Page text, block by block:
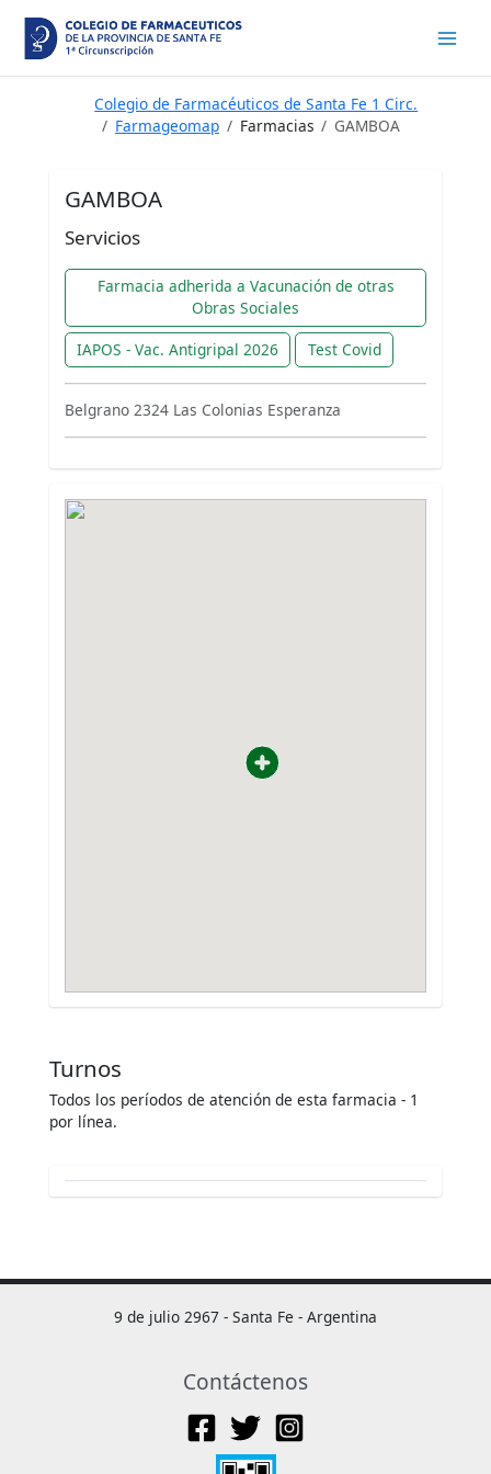
contenido
Colegio de Farmacéuticos de Santa Fe 1 Circ.
Farmageomap
Farmacias GAMBOA
GAMBOA
Servicios
Farmacia adherida a Vacunación de otras
Obras Sociales
IAPOS - Vac. Antigripal 2026
Test Covid
Belgrano 2324 Las Colonias Esperanza
Turnos
Todos los períodos de atención de esta farmacia - 1
por línea.
9 de julio 2967 - Santa Fe - Argentina
Contáctenos